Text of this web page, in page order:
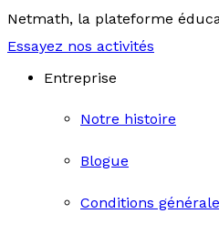
Netmath, la plateforme
Essayez nos activités
Entreprise
Notre histoire
Blogue
Conditions